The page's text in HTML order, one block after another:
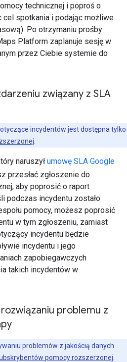
technicznej i poproś o
spotkania i podając możliwe
Po otrzymaniu prośby
Platform zaplanuje sesję w
przez Ciebie systemie do
związany z SLA
incydentów jest dostępna tylko
naruszył umowę SLA Google
przesłać zgłoszenie do
aby poprosić o raport
podczas incydentu zostało
pomocy, możesz poprosić
w tym zgłoszeniu, zamiast
incydentu będzie
incydentu i jego
zapobiegawczych
takich incydentów w
problemu z
problemów z jakością danych
pomocy rozszerzonej